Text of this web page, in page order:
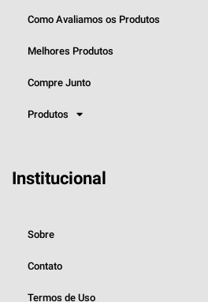
Como Avaliamos os Produtos
Melhores Produtos
Compre Junto
Produtos
Institucional
Sobre
Contato
Termos de Uso